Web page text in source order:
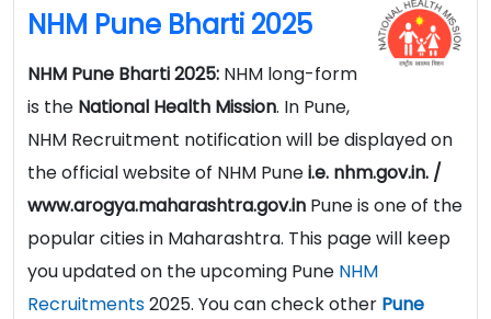
NHM Pune Bharti 2025
NHM Pune Bharti 2025: NHM long-form
is the National Health Mission. In Pune,
NHM Recruitment notification will be displayed on
the official website of NHM Punei.e. nhm.gov.in. /
www.arogya.maharashtra.gov.in Pune is one of the
popular cities in Maharashtra. This page will keep
you updated on the upcoming Pune NHM
Recruitments2025. You can check other Pune